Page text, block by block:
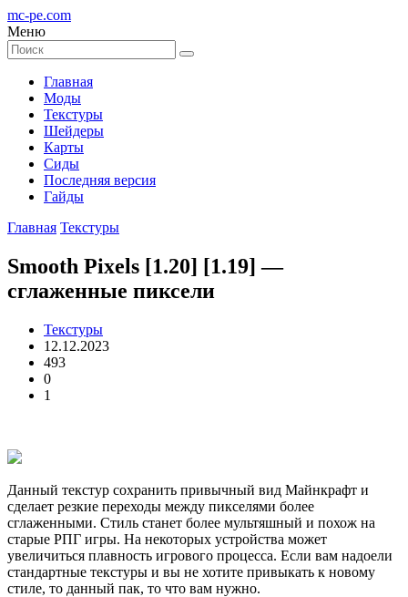
mc-pe.com
Меню
Главная
Моды
Текстуры
Шейдеры
Карты
Сиды
Последняя версия
Гайды
Главная Текстуры
Smooth Pixels [1.20] [1.19] —
сглаженные пиксели
Текстуры
12.12.2023
493
0
1
Данный текстур сохранить привычный вид Майнкрафт и
сделает резкие переходы между пикселями более
сглаженными. Стиль станет более мультяшный и похож на
старые РПГ игры. На некоторых устройства может
увеличиться плавность игрового процесса. Если вам надоели
стандартные текстуры и вы не хотите привыкать к новому
стиле, то данный пак, то что вам нужно.